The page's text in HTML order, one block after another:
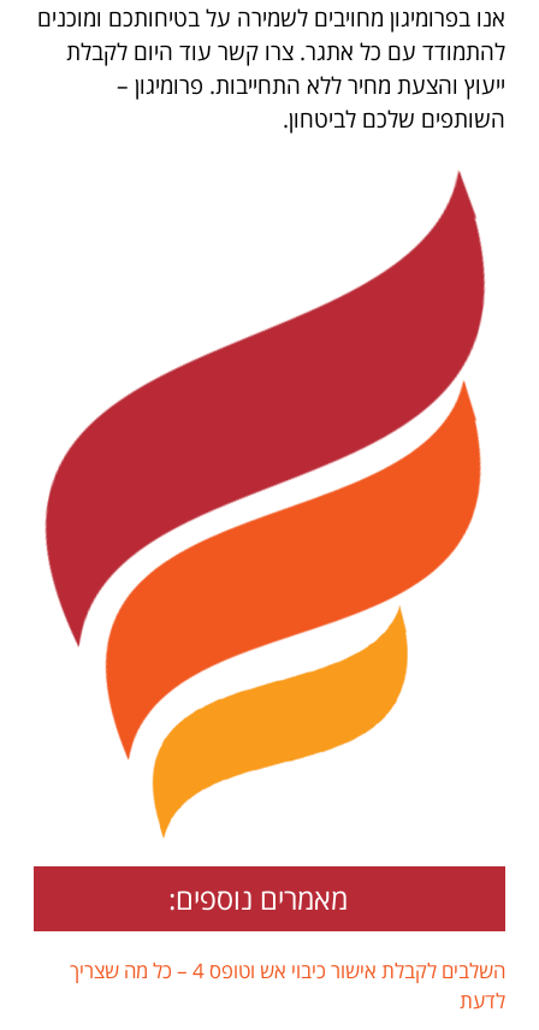
אנו בפרומיגון מחויבים לשמירה על בטיחותכם ומוכנים
להתמודד עם כל אתגר. צרו קשר עוד היום לקבלת
ייעוץ והצעת מחיר ללא התחייבות. פרומיגון –
השותפים שלכם לביטחון.
מאמרים נוספים:
השלבים לקבלת אישור כיבוי אש וטופס 4 – כל מה שצריך
לדעת